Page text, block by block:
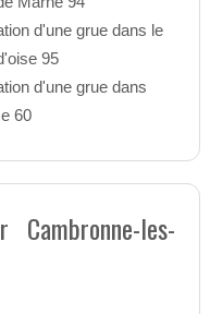
d'une grue dans le
95
d'une grue dans
60
les-